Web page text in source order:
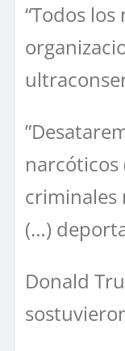
“Todos
narcóticos
criminales
(…)
Donald